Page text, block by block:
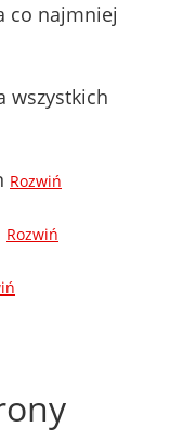
co najmniej
wszystkich
Rozwiń
Rozwiń